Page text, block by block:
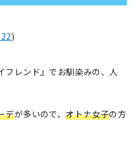
)
フレンド』でお馴染みの、人
デが多いので、オトナ女子の方